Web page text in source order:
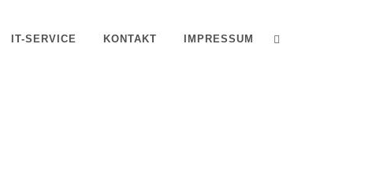
IT-SERVICE KONTAKT IMPRESSUM